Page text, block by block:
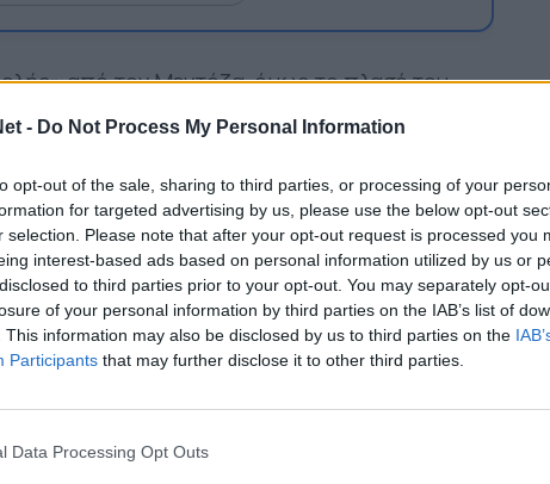
- Do Not Process My Personal Information
opt-out of the sale, sharing to third parties, or processing of your
for targeted advertising by us, please use the below opt-out
selection. Please note that after your opt-out request is processed you
interest-based ads based on personal information utilized by us or
to third parties prior to your opt-out. You may separately opt-
of your personal information by third parties on the IAB’s list of
This information may also be disclosed by us to third parties on the
Participants that may further disclose it to other third parties.
Data Processing Opt Outs
από τον Μεντόζα, όμως το πλασέ του